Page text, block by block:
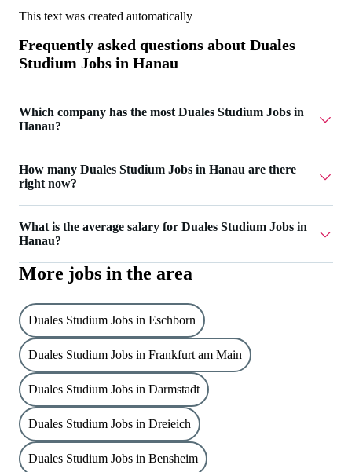
This text was created automatically
Frequently asked questions about Duales
Studium Jobs in Hanau
Which company has the most Duales Studium Jobs in
Hanau?
Duales Studium Jobs in Hanau.
How many Duales Studium Jobs in Hanau are there
right now?
What is the average salary for Duales Studium Jobs in
Hanau?
The average salary for Duales Studium Jobs in Hanau is
More jobs in the area
Duales Studium Jobs in Eschborn
Duales Studium Jobs in Frankfurt am Main
Duales Studium Jobs in Darmstadt
Duales Studium Jobs in Dreieich
Duales Studium Jobs in Bensheim